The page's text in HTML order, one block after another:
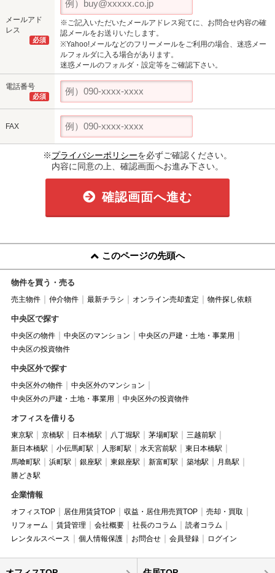
メールアド
レス
必須
※ご記入いただいたメールアドレス宛てに、お問合せ内容の確
認メールをお送りいたします。
※Yahoo!メールなどのフリーメールをご利用の場合、迷惑メー
ルフォルダに入る場合があります。
迷惑メールのフォルダ・設定等をご確認下さい。
電話番号
必須
FAX
※プライバシーポリシーを必ずご確認ください。
内容に同意の上、確認画面へお進み下さい。
確認画面へ進む
このページの先頭へ
物件を買う・売る
売主物件 仲介物件 最新チラシ オンライン売却査定 物件探し依頼
中央区で探す
中央区の物件 中央区のマンション
中央区の戸建・土地・事業用
中央区の投資物件
中央区外で探す
中央区外の物件
中央区外のマンション
中央区外の戸建・土地・事業用
中央区外の投資物件
オフィスを借りる
東京駅 京橋駅 日本橋駅 八丁堀駅 茅場町駅
三越前駅
新日本橋駅
小伝馬町駅 人形町駅 水天宮前駅
東日本橋駅
馬喰町駅
浜町駅 銀座駅 東銀座駅 新富町駅 築地駅
月島駅
勝どき駅
企業情報
オフィスTOP 居住用賃貸TOP 収益・居住用売買TOP
売却・買取
リフォーム
賃貸管理 会社概要 社長のコラム
読者コラム
レンタルスペース
個人情報保護 お問合せ 会員登録 ログイン